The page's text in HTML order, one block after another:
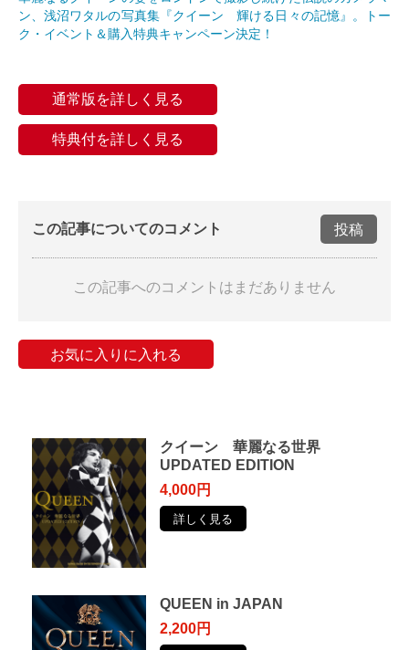
ン、浅沼ワタルの写真集『クイーン 輝ける日々の記憶』。トー
ク・イベント＆購入特典キャンペーン決定！
通常版を詳しく見る
特典付を詳しく見る
この記事についてのコメント 投稿
この記事へのコメントはまだありません
お気に入りに入れる
クイーン 華麗なる世界
UPDATED EDITION
4,000円
詳しく見る
QUEEN in JAPAN
2,200円